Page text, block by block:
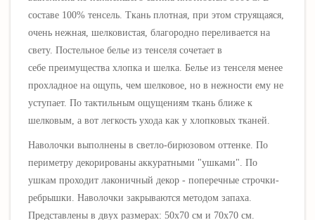
составе 100% тенсель. Ткань плотная, при этом струящаяся,
очень нежная, шелковистая, благородно переливается на
свету. Постельное белье из тенселя сочетает в
себе преимущества хлопка и шелка. Белье из тенселя менее
прохладное на ощупь, чем шелковое, но в нежности ему не
уступает. По тактильным ощущениям ткань ближе к
шелковым, а вот легкость ухода как у хлопковых тканей.
Наволочки выполнены в светло-бирюзовом оттенке. По
периметру декорированы аккуратными "ушками". По
ушкам проходит лаконичный декор - поперечные строчки-
ребрышки. Наволочки закрываются методом запаха.
Представлены в двух размерах: 50х70 см и 70х70 см.